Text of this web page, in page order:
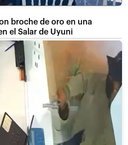
broche de oro en una
el Salar de Uyuni